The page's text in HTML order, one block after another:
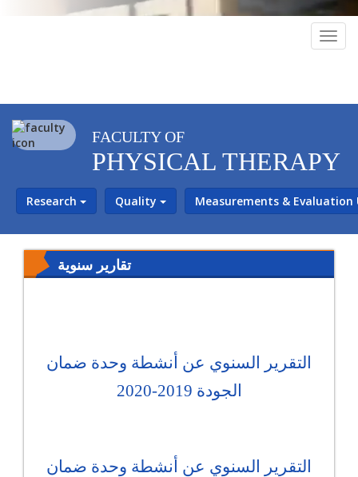
FACULTY OF
PHYSICAL THERAPY
Research Quality Measurements &
تقارير سنوية
التقرير السنوي عن أنشطة وحدة ضمان
الجودة 2019-2020
التقرير السنوي عن أنشطة وحدة ضمان